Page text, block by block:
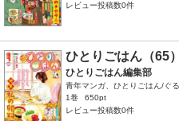
レビュー投稿数0件
ひとりごはん（
ひとりごはん編集部
青年マンガ、ひとりごはん/ぐ
1巻
650pt
レビュー投稿数0件